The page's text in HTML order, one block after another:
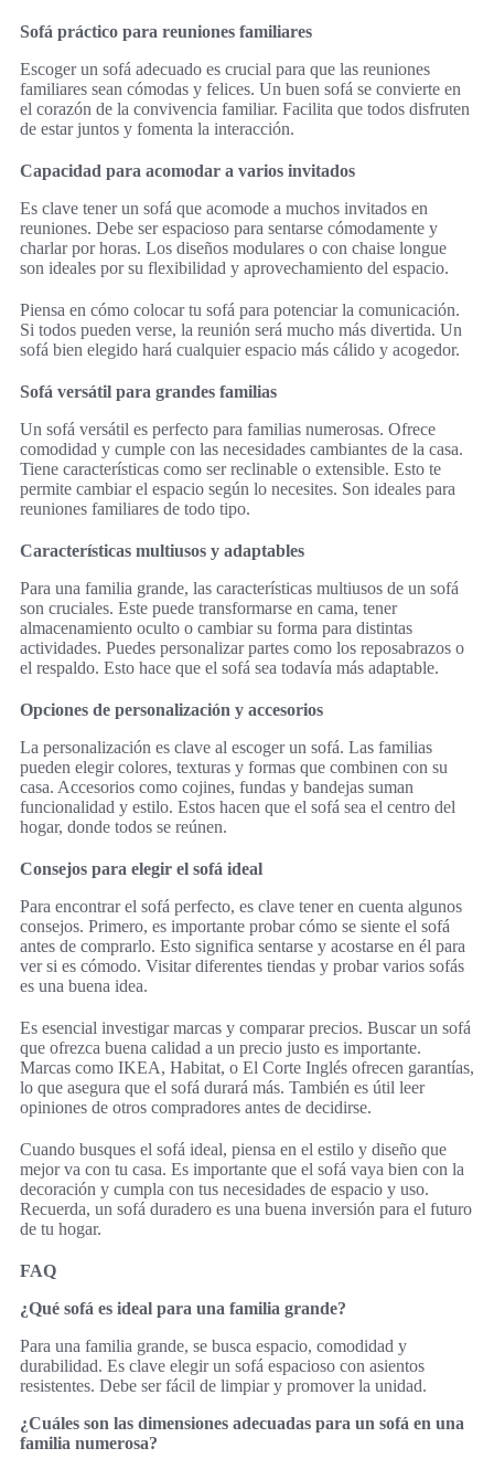
Sofá práctico para reuniones familiares
Escoger un sofá adecuado es crucial para que las reuniones
familiares sean cómodas y felices. Un buen sofá se convierte en
el corazón de la convivencia familiar. Facilita que todos disfruten
de estar juntos y fomenta la interacción.
Capacidad para acomodar a varios invitados
Es clave tener un sofá que acomode a muchos invitados en
reuniones. Debe ser espacioso para sentarse cómodamente y
charlar por horas. Los diseños modulares o con chaise longue
son ideales por su flexibilidad y aprovechamiento del espacio.
Piensa en cómo colocar tu sofá para potenciar la comunicación.
Si todos pueden verse, la reunión será mucho más divertida. Un
sofá bien elegido hará cualquier espacio más cálido y acogedor.
Sofá versátil para grandes familias
Un sofá versátil es perfecto para familias numerosas. Ofrece
comodidad y cumple con las necesidades cambiantes de la casa.
Tiene características como ser reclinable o extensible. Esto te
permite cambiar el espacio según lo necesites. Son ideales para
reuniones familiares de todo tipo.
Características multiusos y adaptables
Para una familia grande, las características multiusos de un sofá
son cruciales. Este puede transformarse en cama, tener
almacenamiento oculto o cambiar su forma para distintas
actividades. Puedes personalizar partes como los reposabrazos o
el respaldo. Esto hace que el sofá sea todavía más adaptable.
Opciones de personalización y accesorios
La personalización es clave al escoger un sofá. Las familias
pueden elegir colores, texturas y formas que combinen con su
casa. Accesorios como cojines, fundas y bandejas suman
funcionalidad y estilo. Estos hacen que el sofá sea el centro del
hogar, donde todos se reúnen.
Consejos para elegir el sofá ideal
Para encontrar el sofá perfecto, es clave tener en cuenta algunos
consejos. Primero, es importante probar cómo se siente el sofá
antes de comprarlo. Esto significa sentarse y acostarse en él para
ver si es cómodo. Visitar diferentes tiendas y probar varios sofás
es una buena idea.
Es esencial investigar marcas y comparar precios. Buscar un sofá
que ofrezca buena calidad a un precio justo es importante.
Marcas como IKEA, Habitat, o El Corte Inglés ofrecen garantías,
lo que asegura que el sofá durará más. También es útil leer
opiniones de otros compradores antes de decidirse.
Cuando busques el sofá ideal, piensa en el estilo y diseño que
mejor va con tu casa. Es importante que el sofá vaya bien con la
decoración y cumpla con tus necesidades de espacio y uso.
Recuerda, un sofá duradero es una buena inversión para el futuro
de tu hogar.
FAQ
¿Qué sofá es ideal para una familia grande?
Para una familia grande, se busca espacio, comodidad y
durabilidad. Es clave elegir un sofá espacioso con asientos
resistentes. Debe ser fácil de limpiar y promover la unidad.
¿Cuáles son las dimensiones adecuadas para un sofá en una
familia numerosa?